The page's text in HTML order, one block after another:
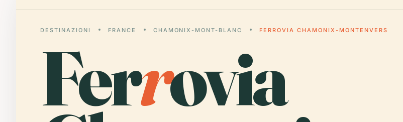
DESTINAZIONI FRANCE CHAMONIX-MONT-BLANC FERROVIA CHAMONIX-MONTENVERS
Ferrovia